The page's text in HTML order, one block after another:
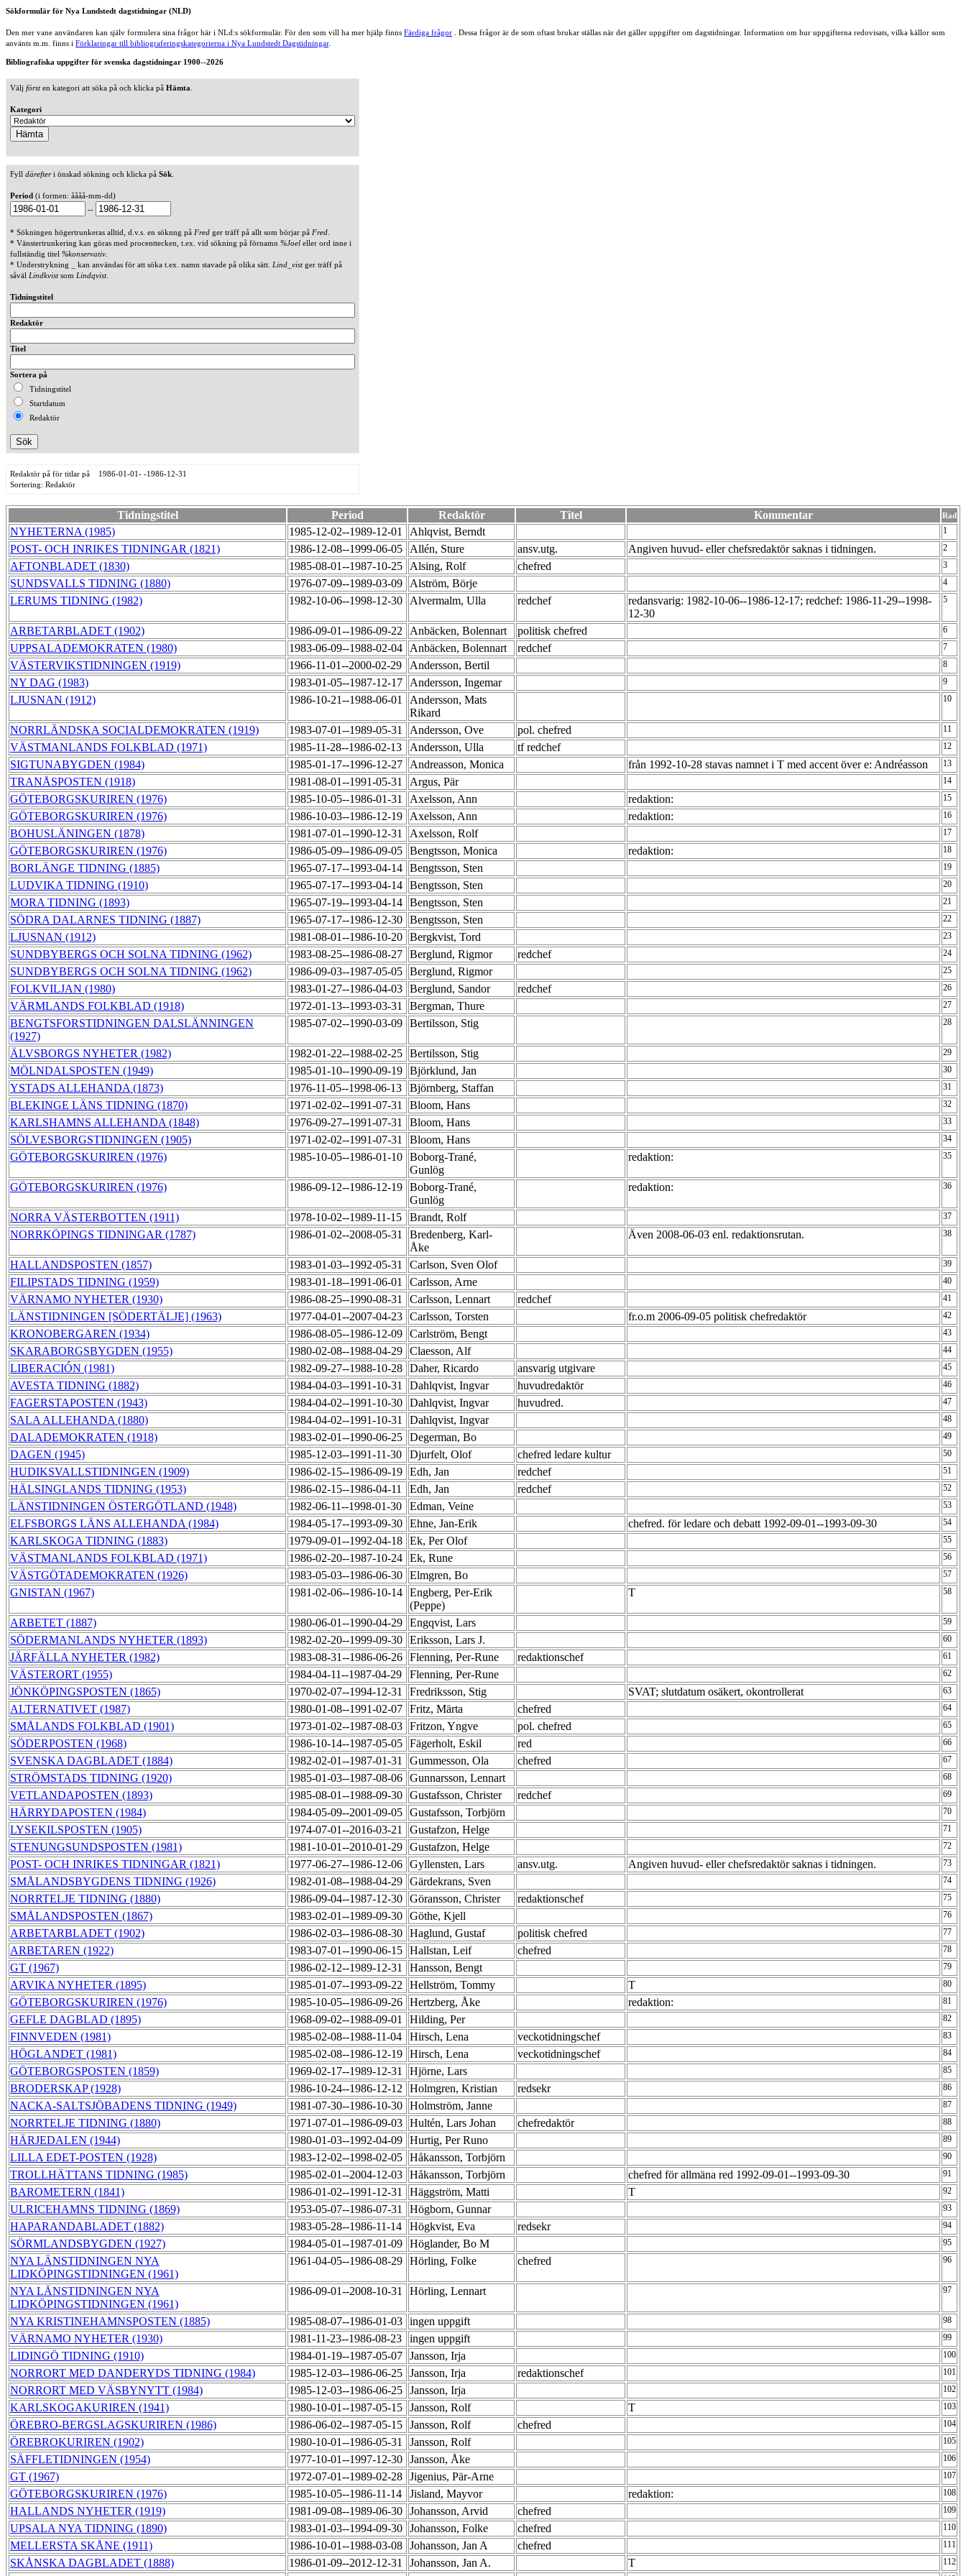
Sökformulär för Nya Lundstedt dagstidningar (NLD)
Den mer vane användaren kan själv formulera sina frågor här i NLd:s sökformulär. För den som vill ha mer hjälp finns Färdiga frågor . Dessa frågor är de som oftast brukar ställas när det gäller uppgifter om dagstidningar. Information om hur uppgifterna redovisats, vilka källor som
använts m.m. finns i Förklaringar till bibliograferingskategorierna i Nya Lundstedt Dagstidningar.
Bibliografiska uppgifter för svenska dagstidningar 1900--2026
Välj försten kategori att söka på och klicka på Hämta
Kategori
Fyll därefteri önskad sökning och klicka på Sök
Period (i formen: åååå-mm-dd)
--
* Sökningen högertrunkeras alltid, d.v.s. en söknng på Fred ger träff på allt som börjar på Fred
* Vänstertrunkering kan göras med procenttecken, t.ex. vid sökning på förnamn %Joel eller ord inne i
fullständig titel %konservativ
* Understrykning _ kan användas för att söka t.ex. namn stavade på olika sätt. Lind_vistger träff på
såväl Lindkvistsom Lindqvist.
Tidningstitel
Redaktör
Titel
Sortera på
Tidningstitel
Startdatum
Redaktör
Redaktör på för titlar på 1986-01-01- -1986-12-31
Sortering: Redaktör
Tidningstitel Period Redaktör Titel Kommentar Rad
NYHETERNA (1985) 1985-12-02--1989-12-01 Ahlqvist, Berndt 1
POST- OCH INRIKES TIDNINGAR (1821) 1986-12-08--1999-06-05 Allén, Sture ansv.utg. Angiven huvud- eller chefsredaktör saknas i tidningen. 2
AFTONBLADET (1830) 1985-08-01--1987-10-25 Alsing, Rolf chefred 3
SUNDSVALLS TIDNING (1880) 1976-07-09--1989-03-09 Alström, Börje 4
LERUMS TIDNING (1982) 1982-10-06--1998-12-30 Alvermalm, Ulla redchef
redansvarig: 1982-10-06--1986-12-17; redchef: 1986-11-29--1998-
12-30
5
ARBETARBLADET (1902) 1986-09-01--1986-09-22 Anbäcken, Bolennart politisk chefred 6
UPPSALADEMOKRATEN (1980) 1983-06-09--1988-02-04 Anbäcken, Bolennart redchef 7
VÄSTERVIKSTIDNINGEN (1919) 1966-11-01--2000-02-29 Andersson, Bertil 8
NY DAG (1983) 1983-01-05--1987-12-17 Andersson, Ingemar 9
LJUSNAN (1912) 1986-10-21--1988-06-01
Andersson, Mats
Rikard
10
NORRLÄNDSKA SOCIALDEMOKRATEN (1919) 1983-07-01--1989-05-31 Andersson, Ove pol. chefred 11
VÄSTMANLANDS FOLKBLAD (1971) 1985-11-28--1986-02-13 Andersson, Ulla tf redchef 12
SIGTUNABYGDEN (1984) 1985-01-17--1996-12-27 Andreasson, Monica från 1992-10-28 stavas namnet i T med accent över e: Andréasson 13
TRANÅSPOSTEN (1918) 1981-08-01--1991-05-31 Argus, Pär 14
GÖTEBORGSKURIREN (1976) 1985-10-05--1986-01-31 Axelsson, Ann redaktion: 15
GÖTEBORGSKURIREN (1976) 1986-10-03--1986-12-19 Axelsson, Ann redaktion: 16
BOHUSLÄNINGEN (1878) 1981-07-01--1990-12-31 Axelsson, Rolf 17
GÖTEBORGSKURIREN (1976) 1986-05-09--1986-09-05 Bengtsson, Monica redaktion: 18
BORLÄNGE TIDNING (1885) 1965-07-17--1993-04-14 Bengtsson, Sten 19
LUDVIKA TIDNING (1910) 1965-07-17--1993-04-14 Bengtsson, Sten 20
MORA TIDNING (1893) 1965-07-19--1993-04-14 Bengtsson, Sten 21
SÖDRA DALARNES TIDNING (1887) 1965-07-17--1986-12-30 Bengtsson, Sten 22
LJUSNAN (1912) 1981-08-01--1986-10-20 Bergkvist, Tord 23
SUNDBYBERGS OCH SOLNA TIDNING (1962) 1983-08-25--1986-08-27 Berglund, Rigmor redchef 24
SUNDBYBERGS OCH SOLNA TIDNING (1962) 1986-09-03--1987-05-05 Berglund, Rigmor 25
FOLKVILJAN (1980) 1983-01-27--1986-04-03 Berglund, Sandor redchef 26
VÄRMLANDS FOLKBLAD (1918) 1972-01-13--1993-03-31 Bergman, Thure 27
BENGTSFORSTIDNINGEN DALSLÄNNINGEN
(1927)
1985-07-02--1990-03-09 Bertilsson, Stig 28
ÄLVSBORGS NYHETER (1982) 1982-01-22--1988-02-25 Bertilsson, Stig 29
MÖLNDALSPOSTEN (1949) 1985-01-10--1990-09-19 Björklund, Jan 30
YSTADS ALLEHANDA (1873) 1976-11-05--1998-06-13 Björnberg, Staffan 31
BLEKINGE LÄNS TIDNING (1870) 1971-02-02--1991-07-31 Bloom, Hans 32
KARLSHAMNS ALLEHANDA (1848) 1976-09-27--1991-07-31 Bloom, Hans 33
SÖLVESBORGSTIDNINGEN (1905) 1971-02-02--1991-07-31 Bloom, Hans 34
GÖTEBORGSKURIREN (1976) 1985-10-05--1986-01-10 Boborg-Trané,
Gunlög
redaktion: 35
GÖTEBORGSKURIREN (1976) 1986-09-12--1986-12-19 Boborg-Trané,
Gunlög
redaktion: 36
NORRA VÄSTERBOTTEN (1911) 1978-10-02--1989-11-15 Brandt, Rolf 37
NORRKÖPINGS TIDNINGAR (1787) 1986-01-02--2008-05-31
Bredenberg, Karl-
Åke
Även 2008-06-03 enl. redaktionsrutan. 38
HALLANDSPOSTEN (1857) 1983-01-03--1992-05-31 Carlson, Sven Olof 39
FILIPSTADS TIDNING (1959) 1983-01-18--1991-06-01 Carlsson, Arne 40
VÄRNAMO NYHETER (1930) 1986-08-25--1990-08-31 Carlsson, Lennart redchef 41
LÄNSTIDNINGEN [SÖDERTÄLJE] (1963) 1977-04-01--2007-04-23 Carlsson, Torsten fr.o.m 2006-09-05 politisk chefredaktör 42
KRONOBERGAREN (1934) 1986-08-05--1986-12-09 Carlström, Bengt 43
SKARABORGSBYGDEN (1955) 1980-02-08--1988-04-29 Claesson, Alf 44
LIBERACIÓN (1981) 1982-09-27--1988-10-28 Daher, Ricardo ansvarig utgivare 45
AVESTA TIDNING (1882) 1984-04-03--1991-10-31 Dahlqvist, Ingvar huvudredaktör 46
FAGERSTAPOSTEN (1943) 1984-04-02--1991-10-30 Dahlqvist, Ingvar huvudred. 47
SALA ALLEHANDA (1880) 1984-04-02--1991-10-31 Dahlqvist, Ingvar 48
DALADEMOKRATEN (1918) 1983-02-01--1990-06-25 Degerman, Bo 49
DAGEN (1945) 1985-12-03--1991-11-30 Djurfelt, Olof chefred ledare kultur 50
HUDIKSVALLSTIDNINGEN (1909) 1986-02-15--1986-09-19 Edh, Jan redchef 51
HÄLSINGLANDS TIDNING (1953) 1986-02-15--1986-04-11 Edh, Jan redchef 52
LÄNSTIDNINGEN ÖSTERGÖTLAND (1948) 1982-06-11--1998-01-30 Edman, Veine 53
ELFSBORGS LÄNS ALLEHANDA (1984) 1984-05-17--1993-09-30 Ehne, Jan-Erik chefred. för ledare och debatt 1992-09-01--1993-09-30 54
KARLSKOGA TIDNING (1883) 1979-09-01--1992-04-18 Ek, Per Olof 55
VÄSTMANLANDS FOLKBLAD (1971) 1986-02-20--1987-10-24 Ek, Rune 56
VÄSTGÖTADEMOKRATEN (1926) 1983-05-03--1986-06-30 Elmgren, Bo 57
GNISTAN (1967) 1981-02-06--1986-10-14 Engberg, Per-Erik
(Peppe)
T 58
ARBETET (1887) 1980-06-01--1990-04-29 Engqvist, Lars 59
SÖDERMANLANDS NYHETER (1893) 1982-02-20--1999-09-30 Eriksson, Lars J. 60
JÄRFÄLLA NYHETER (1982) 1983-08-31--1986-06-26 Flenning, Per-Rune redaktionschef 61
VÄSTERORT (1955) 1984-04-11--1987-04-29 Flenning, Per-Rune 62
JÖNKÖPINGSPOSTEN (1865) 1970-02-07--1994-12-31 Fredriksson, Stig SVAT; slutdatum osäkert, okontrollerat 63
ALTERNATIVET (1987) 1980-01-08--1991-02-07 Fritz, Märta chefred 64
SMÅLANDS FOLKBLAD (1901) 1973-01-02--1987-08-03 Fritzon, Yngve pol. chefred 65
SÖDERPOSTEN (1968) 1986-10-14--1987-05-05 Fägerholt, Eskil red 66
SVENSKA DAGBLADET (1884) 1982-02-01--1987-01-31 Gummesson, Ola chefred 67
STRÖMSTADS TIDNING (1920) 1985-01-03--1987-08-06 Gunnarsson, Lennart 68
VETLANDAPOSTEN (1893) 1985-08-01--1988-09-30 Gustafsson, Christer redchef 69
HÄRRYDAPOSTEN (1984) 1984-05-09--2001-09-05 Gustafsson, Torbjörn 70
LYSEKILSPOSTEN (1905) 1974-07-01--2016-03-21 Gustafzon, Helge 71
STENUNGSUNDSPOSTEN (1981) 1981-10-01--2010-01-29 Gustafzon, Helge 72
POST- OCH INRIKES TIDNINGAR (1821) 1977-06-27--1986-12-06 Gyllensten, Lars ansv.utg. Angiven huvud- eller chefsredaktör saknas i tidningen. 73
SMÅLANDSBYGDENS TIDNING (1926) 1982-01-08--1988-04-29 Gärdekrans, Sven 74
NORRTELJE TIDNING (1880) 1986-09-04--1987-12-30 Göransson, Christer redaktionschef 75
SMÅLANDSPOSTEN (1867) 1983-02-01--1989-09-30 Göthe, Kjell 76
ARBETARBLADET (1902) 1986-02-03--1986-08-30 Haglund, Gustaf politisk chefred 77
ARBETAREN (1922) 1983-07-01--1990-06-15 Hallstan, Leif chefred 78
GT (1967) 1986-02-12--1989-12-31 Hansson, Bengt 79
ARVIKA NYHETER (1895) 1985-01-07--1993-09-22 Hellström, Tommy T 80
GÖTEBORGSKURIREN (1976) 1985-10-05--1986-09-26 Hertzberg, Åke redaktion: 81
GEFLE DAGBLAD (1895) 1968-09-02--1988-09-01 Hilding, Per 82
FINNVEDEN (1981) 1985-02-08--1988-11-04 Hirsch, Lena veckotidningschef 83
HÖGLANDET (1981) 1985-02-08--1986-12-19 Hirsch, Lena veckotidningschef 84
GÖTEBORGSPOSTEN (1859) 1969-02-17--1989-12-31 Hjörne, Lars 85
BRODERSKAP (1928) 1986-10-24--1986-12-12 Holmgren, Kristian redsekr 86
NACKA-SALTSJÖBADENS TIDNING (1949) 1981-07-30--1986-10-30 Holmström, Janne 87
NORRTELJE TIDNING (1880) 1971-07-01--1986-09-03 Hultén, Lars Johan chefredaktör 88
HÄRJEDALEN (1944) 1980-01-03--1992-04-09 Hurtig, Per Runo 89
LILLA EDET-POSTEN (1928) 1983-12-02--1998-02-05 Håkansson, Torbjörn 90
TROLLHÄTTANS TIDNING (1985) 1985-02-01--2004-12-03 Håkansson, Torbjörn chefred för allmäna red 1992-09-01--1993-09-30 91
BAROMETERN (1841) 1986-01-02--1991-12-31 Häggström, Matti T 92
ULRICEHAMNS TIDNING (1869) 1953-05-07--1986-07-31 Högborn, Gunnar 93
HAPARANDABLADET (1882) 1983-05-28--1986-11-14 Högkvist, Eva redsekr 94
SÖRMLANDSBYGDEN (1927) 1984-05-01--1987-01-09 Höglander, Bo M 95
NYA LÄNSTIDNINGEN NYA
LIDKÖPINGSTIDNINGEN (1961)
1961-04-05--1986-08-29 Hörling, Folke chefred 96
NYA LÄNSTIDNINGEN NYA
LIDKÖPINGSTIDNINGEN (1961)
1986-09-01--2008-10-31 Hörling, Lennart 97
NYA KRISTINEHAMNSPOSTEN (1885) 1985-08-07--1986-01-03 ingen uppgift 98
VÄRNAMO NYHETER (1930) 1981-11-23--1986-08-23 ingen uppgift 99
LIDINGÖ TIDNING (1910) 1984-01-19--1987-05-07 Jansson, Irja 100
NORRORT MED DANDERYDS TIDNING (1984) 1985-12-03--1986-06-25 Jansson, Irja redaktionschef 101
NORRORT MED VÄSBYNYTT (1984) 1985-12-03--1986-06-25 Jansson, Irja 102
KARLSKOGAKURIREN (1941) 1980-10-01--1987-05-15 Jansson, Rolf T 103
ÖREBRO-BERGSLAGSKURIREN (1986) 1986-06-02--1987-05-15 Jansson, Rolf chefred 104
ÖREBROKURIREN (1902) 1980-10-01--1986-05-31 Jansson, Rolf 105
SÄFFLETIDNINGEN (1954) 1977-10-01--1997-12-30 Jansson, Åke 106
GT (1967) 1972-07-01--1989-02-28 Jigenius, Pär-Arne 107
GÖTEBORGSKURIREN (1976) 1985-10-05--1986-11-14 Jisland, Mayvor redaktion: 108
HALLANDS NYHETER (1919) 1981-09-08--1989-06-30 Johansson, Arvid chefred 109
UPSALA NYA TIDNING (1890) 1983-01-03--1994-09-30 Johansson, Folke chefred 110
MELLERSTA SKÅNE (1911) 1986-10-01--1988-03-08 Johansson, Jan A chefred 111
SKÅNSKA DAGBLADET (1888) 1986-01-09--2012-12-31 Johansson, Jan A. T 112